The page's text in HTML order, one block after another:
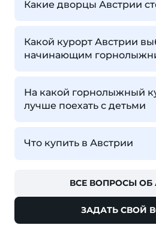
Какие дворцы Австрии
Какой курорт Австрии
начинающим
На какой горнолыжный
лучше поехать с детьми
Что купить в Австрии
ВСЕ ВОПРОСЫ ОБ
ЗАДАТЬ СВОЙ